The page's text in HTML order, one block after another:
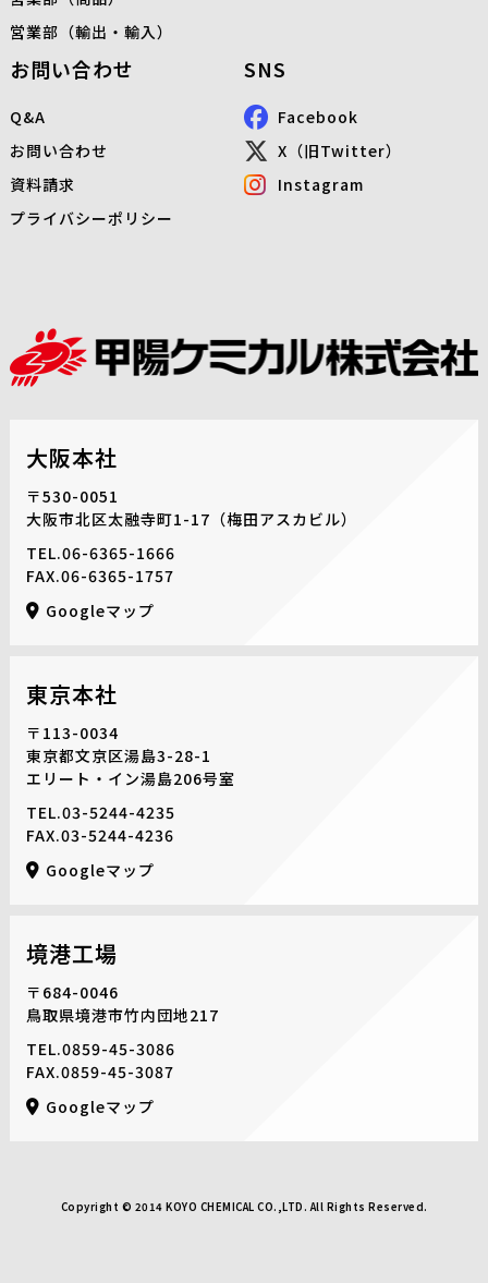
営業部（輸出・輸入）
お問い合わせ
Q&A
お問い合わせ
資料請求
プライバシーポリシー
SNS
Facebook
X（旧Twitter）
Instagram
大阪本社
〒530-0051
大阪市北区太融寺町1-17 （梅田アスカビル）
TEL.06-6365-1666
FAX.06-6365-1757
Googleマップ
東京本社
〒113-0034
東京都文京区湯島3-28-1
エリート・イン湯島206号室
TEL.03-5244-4235
FAX.03-5244-4236
Googleマップ
境港工場
〒684-0046
鳥取県境港市竹内団地217
TEL.0859-45-3086
FAX.0859-45-3087
Googleマップ
Copyright © 2014 KOYO CHEMICAL CO.,LTD. All Rights Reserved.